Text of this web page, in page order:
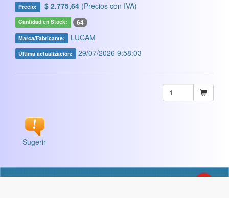
Precio: $ 2.775,64 (Precios con IVA)
Cantidad en Stock: 64
Marca/Fabricante: LUCAM
Última actualización: 29/07/2026 9:58:03
Sugerir